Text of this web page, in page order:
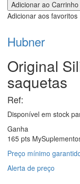
Adicionar aos favoritos
Hubner
Original
saquetas
Ref:
Disponível em stock
Ganha
165 pts
Preço mínimo
Alerta de preço